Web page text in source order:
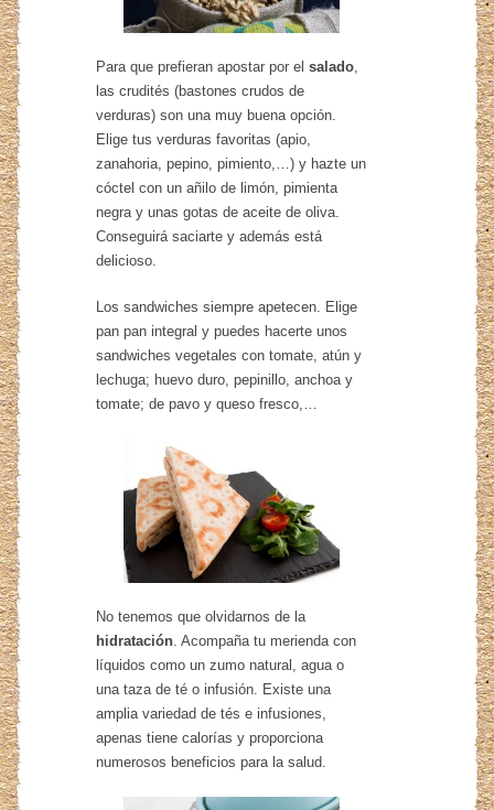
Para que prefieran apostar por elsalado,
las crudités (bastones crudos de
verduras) son una muy buena opción.
Elige tus verduras favoritas (apio,
zanahoria, pepino, pimiento,…) y hazte un
cóctel con un añilo de limón, pimienta
negra y unas gotas de aceite de oliva.
Conseguirá saciarte y además está
delicioso.
Los sandwiches siempre apetecen. Elige
pan pan integral y puedes hacerte unos
sandwiches vegetales con tomate, atún y
lechuga; huevo duro, pepinillo, anchoa y
tomate; de pavo y queso fresco,…
No tenemos que olvidarnos de la
hidratación . Acompaña tu merienda con
líquidos como un zumo natural, agua o
una taza de té o infusión. Existe una
amplia variedad de tés e infusiones,
apenas tiene calorías y proporciona
numerosos beneficios para la salud.